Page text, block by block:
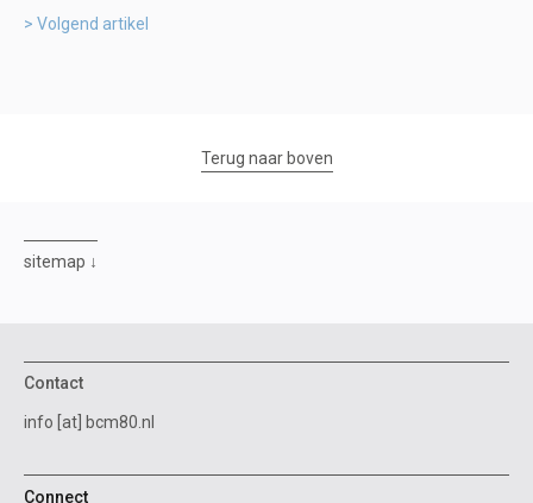
Volgend artikel
Terug naar boven
sitemap
Contact
info [at] bcm80.nl
Connect